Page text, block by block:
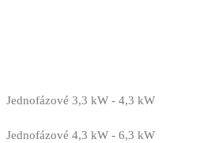
Jednofázové 3,3 kW - 4,3 kW
Jednofázové 4,3 kW - 6,3 kW